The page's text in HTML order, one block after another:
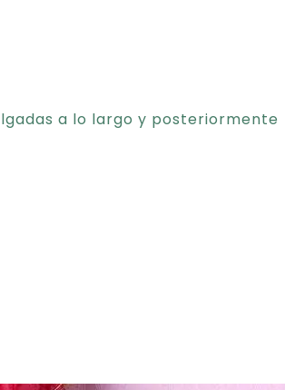
a lo largo y posteriormente